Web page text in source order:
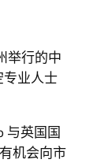
举行的中
专业人士
与英国国
机会向市